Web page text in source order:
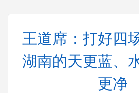
王道席：打好四
湖南的天更蓝、
更净